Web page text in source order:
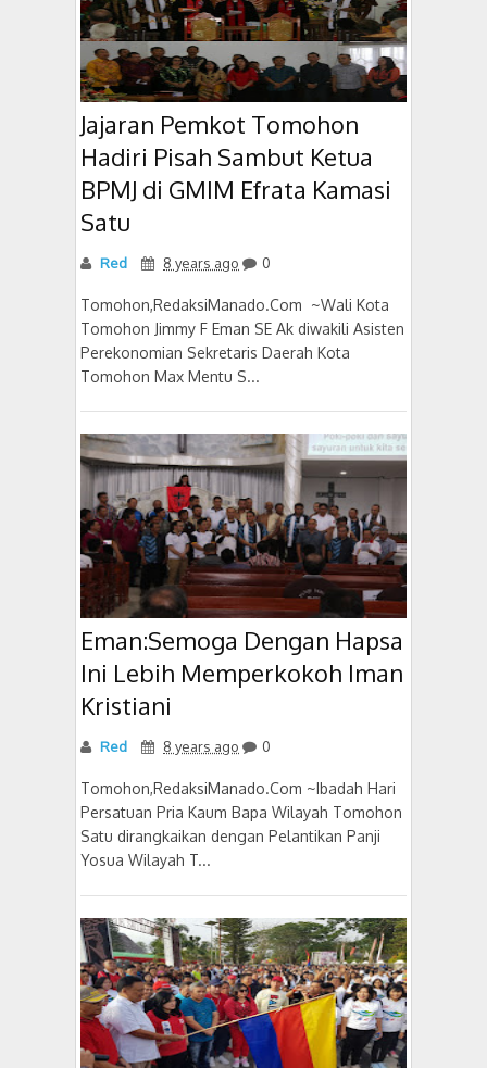
Jajaran Pemkot Tomohon
Hadiri Pisah Sambut Ketua
BPMJ di GMIM Efrata Kamasi
Satu
Red 8 years ago 0
Tomohon,RedaksiManado.Com ~Wali Kota
Tomohon Jimmy F Eman SE Ak diwakili Asisten
Perekonomian Sekretaris Daerah Kota
Tomohon Max Mentu S...
Eman:Semoga Dengan Hapsa
Ini Lebih Memperkokoh Iman
Kristiani
Red 8 years ago 0
Tomohon,RedaksiManado.Com ~Ibadah Hari
Persatuan Pria Kaum Bapa Wilayah Tomohon
Satu dirangkaikan dengan Pelantikan Panji
Yosua Wilayah T...